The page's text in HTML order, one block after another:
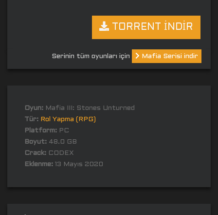
TORRENT İNDİR
Serinin tüm oyunları için Mafia Serisi indir
Oyun: Mafia III: Stones Unturned
Tür: Rol Yapma (RPG)
Platform: PC
Boyut: 48.0 GB
Crack: CODEX
Eklenme: 13 Mayıs 2020